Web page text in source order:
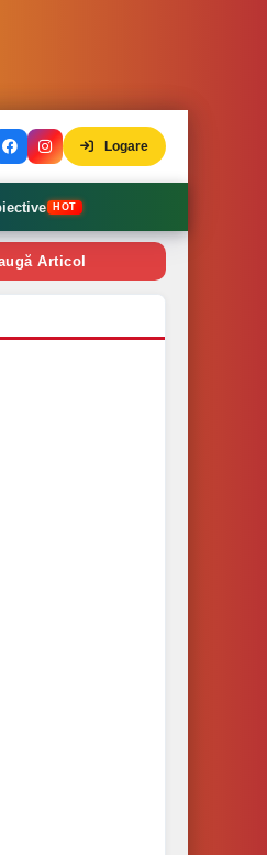
Logare
HOT
Articol